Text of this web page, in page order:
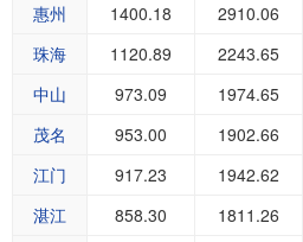
惠州
1400.18 2910.06
珠海
1120.89 2243.65
中山
973.09 1974.65
茂名
953.00 1902.66
江门
917.23 1942.62
湛江
858.30 1811.26